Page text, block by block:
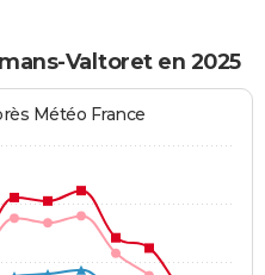
Valtoret en 2025
Météo France